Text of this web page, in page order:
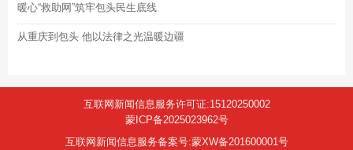
暖心“救助网”筑牢包头民生底线
从重庆到包头 他以法律之光温暖边疆
互联网新闻信息服务许可证:15120250002
蒙ICP备2025023962号
互联网新闻信息服务备案号:蒙XW备201600001号